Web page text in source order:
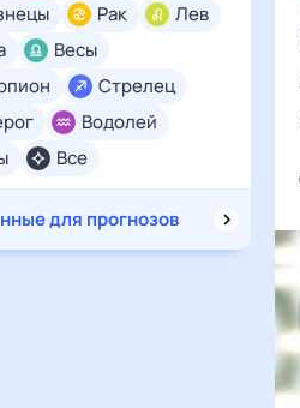
Все
Рак
Лев
Весы
Стрелец
Водолей
для прогнозов